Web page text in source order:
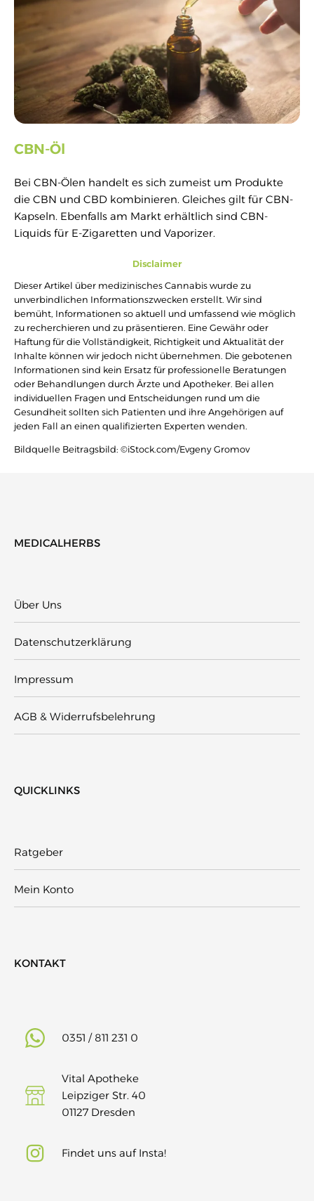
CBN-Öl
Bei CBN-Ölen handelt es sich zumeist um Produkte
die CBN und CBD kombinieren. Gleiches gilt für CBN-
Kapseln. Ebenfalls am Markt erhältlich sind CBN-
Liquids für E-Zigaretten und Vaporizer.
Disclaimer
Dieser Artikel über medizinisches Cannabis wurde zu
unverbindlichen Informationszwecken erstellt. Wir sind
bemüht, Informationen so aktuell und umfassend wie möglich
zu recherchieren und zu präsentieren. Eine Gewähr oder
Haftung für die Vollständigkeit, Richtigkeit und Aktualität der
Inhalte können wir jedoch nicht übernehmen. Die gebotenen
Informationen sind kein Ersatz für professionelle Beratungen
oder Behandlungen durch Ärzte und Apotheker. Bei allen
individuellen Fragen und Entscheidungen rund um die
Gesundheit sollten sich Patienten und ihre Angehörigen auf
jeden Fall an einen qualifizierten Experten wenden.
Bildquelle Beitragsbild: ©iStock.com/Evgeny Gromov
MEDICALHERBS
Über Uns
Datenschutzerklärung
Impressum
AGB & Widerrufsbelehrung
QUICKLINKS
Ratgeber
Mein Konto
KONTAKT
0351 / 811 231 0
Vital Apotheke
Leipziger Str. 40
01127 Dresden
Findet uns auf Insta!